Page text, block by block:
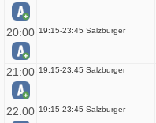
20:00 19:15-23:45 Salzburger
21:00 19:15-23:45 Salzburger
22:00 19:15-23:45 Salzburger